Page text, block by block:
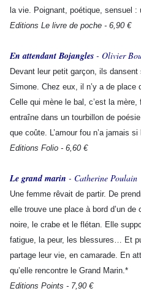
la vie. Poignant, poétique, sensuel :
Editions Le livre de poche - 6,90 €
En attendant Bojangles - Olivier
Devant leur petit garçon, ils
Simone. Chez eux, il n’y a de place
Celle qui mène le bal, c’est la
entraîne dans un tourbillon de
que coûte. L’amour fou n’a jamais
Editions Folio - 6,60 €
Le grand marin - Catherine Poulain
Une femme rêvait de partir. De
elle trouve une place à bord d’un
noire, le crabe et le flétan. Elle
fatigue, la peur, les blessures… Et
partage leur vie, en camarade. En
qu’elle rencontre le Grand Marin.*
Editions Points - 7,90 €